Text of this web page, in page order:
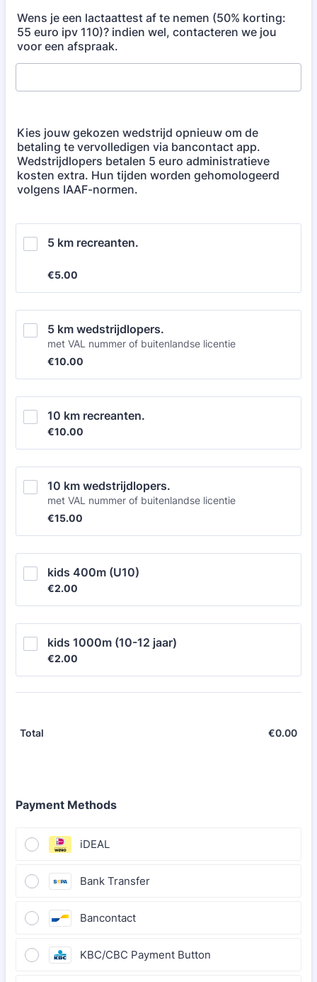
Wens je een lactaattest af te nemen (50% korting:
55 euro ipv 110)? indien wel, contacteren we jou
voor een afspraak.
Kies jouw gekozen wedstrijd opnieuw om de
betaling te vervolledigen via bancontact app.
Wedstrijdlopers betalen 5 euro administratieve
kosten extra. Hun tijden worden gehomologeerd
volgens IAAF-normen.
5 km recreanten.
€5.00
€5.00
5 km wedstrijdlopers.
met VAL nummer of buitenlandse licentie
€10.00
€10.00
10 km recreanten.
€10.00
€10.00
10 km wedstrijdlopers.
met VAL nummer of buitenlandse licentie
€15.00
€15.00
kids 400m (U10)
€2.00
€2.00
kids 1000m (10-12 jaar)
€2.00
€2.00
Total €0.00
Payment Methods
iDEAL
Bank Transfer
Bancontact
KBC/CBC Payment Button